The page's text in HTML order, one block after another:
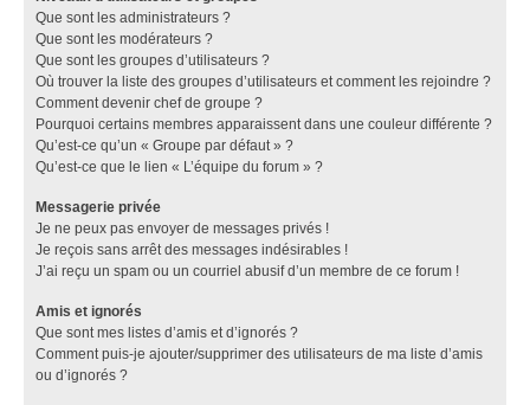
Que sont les administrateurs ?
Que sont les modérateurs ?
Que sont les groupes d’utilisateurs ?
Où trouver la liste des groupes d’utilisateurs et comment les rejoindre ?
Comment devenir chef de groupe ?
Pourquoi certains membres apparaissent dans une couleur différente ?
Qu’est-ce qu’un « Groupe par défaut » ?
Qu’est-ce que le lien « L’équipe du forum » ?
Messagerie privée
Je ne peux pas envoyer de messages privés !
Je reçois sans arrêt des messages indésirables !
J’ai reçu un spam ou un courriel abusif d’un membre de ce forum !
Amis et ignorés
Que sont mes listes d’amis et d’ignorés ?
Comment puis-je ajouter/supprimer des utilisateurs de ma liste d’amis
ou d’ignorés ?